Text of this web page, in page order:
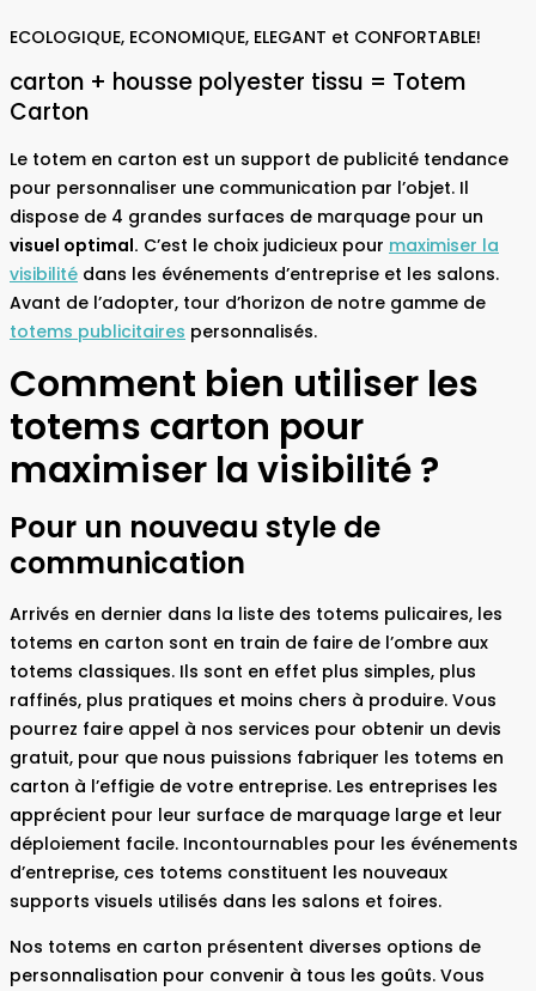
ECOLOGIQUE, ECONOMIQUE, ELEGANT et CONFORTABLE!
carton + housse polyester tissu = Totem
Carton
Le totem en carton est un support de publicité tendance
pour personnaliser une communication par l’objet. Il
dispose de 4 grandes surfaces de marquage pour un
visuel optimal. C’est le choix judicieux pour maximiser la
visibilité dans les événements d’entreprise et les salons.
Avant de l’adopter, tour d’horizon de notre gamme de
totems publicitaires personnalisés.
Comment bien utiliser les
totems carton pour
maximiser la visibilité ?
Pour un nouveau style de
communication
Arrivés en dernier dans la liste des totems pulicaires, les
totems en carton sont en train de faire de l’ombre aux
totems classiques. Ils sont en effet plus simples, plus
raffinés, plus pratiques et moins chers à produire. Vous
pourrez faire appel à nos services pour obtenir un devis
gratuit, pour que nous puissions fabriquer les totems en
carton à l’effigie de votre entreprise. Les entreprises les
apprécient pour leur surface de marquage large et leur
déploiement facile. Incontournables pour les événements
d’entreprise, ces totems constituent les nouveaux
supports visuels utilisés dans les salons et foires.
Nos totems en carton présentent diverses options de
personnalisation pour convenir à tous les goûts. Vous